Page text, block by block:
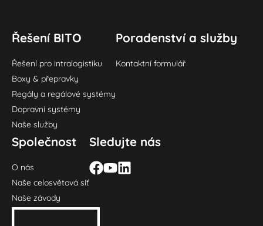
Řešení BITO
Řešení pro intralogistiku
Boxy & přepravky
Regály a regálové systémy
Dopravní systémy
Naše služby
Poradenství a služby
Kontaktní formulář
Společnost
O nás
Naše celosvětová síť
Naše závody
Sledujte nás